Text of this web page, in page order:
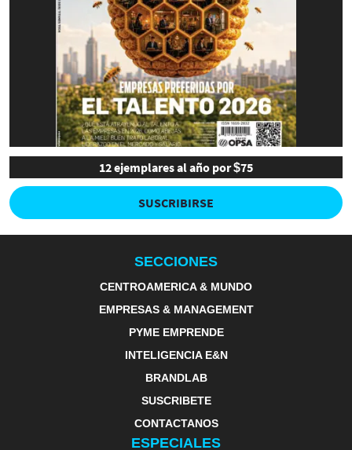
12 ejemplares al año por $75
SUSCRIBIRSE
SECCIONES
CENTROAMERICA & MUNDO
EMPRESAS & MANAGEMENT
PYME EMPRENDE
INTELIGENCIA E&N
BRANDLAB
SUSCRIBETE
CONTACTANOS
ESPECIALES